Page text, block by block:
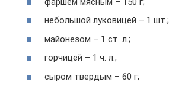
небольшой луковицей – 1 шт.;
майонезом – 1 ст. л.;
горчицей – 1 ч. л.;
сыром твердым – 60 г;